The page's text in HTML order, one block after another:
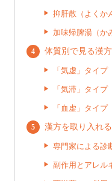
抑肝散（よくか
加味帰脾湯（か
体質別で見る漢
「気虚」タイプ
「気滞」タイプ
「血虚」タイプ
漢方を取り入れ
専門家による診
副作用とアレル